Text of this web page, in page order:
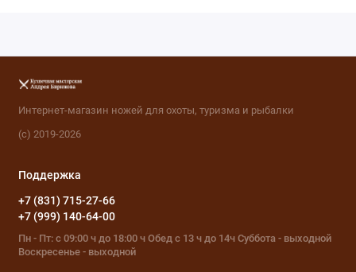
Интернет-магазин ножей для охоты, туризма и рыбалки
(с) 2019-2026
Поддержка
+7 (831) 715-27-66
+7 (999) 140-64-00
Пн - Пт: с 09:00 ч до 18:00 ч Обед с 13 ч до 14ч Суббота - выходной
Воскресенье - выходной